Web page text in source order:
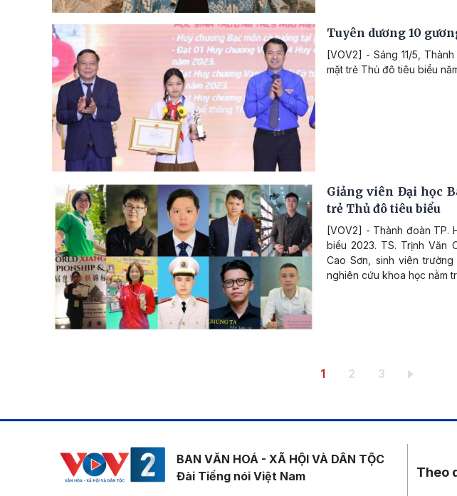
Tuyên dương 10
[VOV2] - Sáng 11/5,
mặt trẻ Thủ đô tiêu biểu
Giảng viên Đại học
trẻ Thủ đô tiêu biểu
[VOV2] - Thành đoàn TP.
biểu 2023. TS. Trịnh Văn
Cao Sơn, sinh viên
nghiên cứu khoa học nằm
Trang hiện thời
1 Trang
2 Trang
3
BAN VĂN HOÁ - XÃ HỘI VÀ DÂN TỘC
Đài Tiếng nói Việt Nam
Theo